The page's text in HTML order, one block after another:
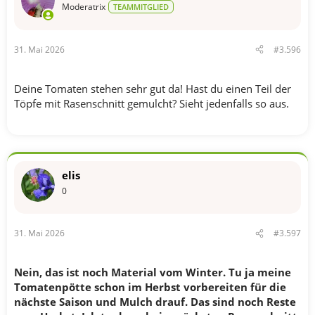
o
:
Moderatrix TEAMMITGLIED
31. Mai 2026 #3.596
Deine Tomaten stehen sehr gut da! Hast du einen Teil der
Töpfe mit Rasenschnitt gemulcht? Sieht jedenfalls so aus.
elis
0
31. Mai 2026 #3.597
Nein, das ist noch Material vom Winter. Tu ja meine
Tomatenpötte schon im Herbst vorbereiten für die
nächste Saison und Mulch drauf. Das sind noch Reste